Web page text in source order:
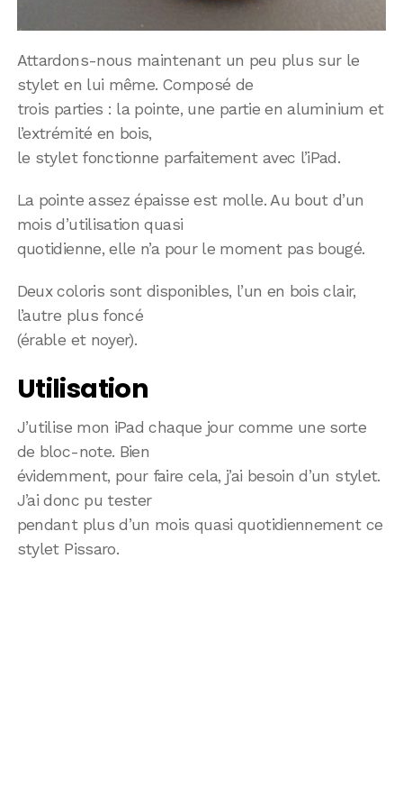
Attardons-nous maintenant un peu plus sur le
stylet en lui même. Composé de
trois parties : la pointe, une partie en aluminium et
l’extrémité en bois,
le stylet fonctionne parfaitement avec l’iPad.
La pointe assez épaisse est molle. Au bout d’un
mois d’utilisation quasi
quotidienne, elle n’a pour le moment pas bougé.
Deux coloris sont disponibles, l’un en bois clair,
l’autre plus foncé
(érable et noyer).
Utilisation
J’utilise mon iPad chaque jour comme une sorte
de bloc-note. Bien
évidemment, pour faire cela, j’ai besoin d’un stylet.
J’ai donc pu tester
pendant plus d’un mois quasi quotidiennement ce
stylet Pissaro.